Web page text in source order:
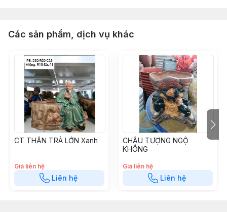
Các sản phẩm, dịch vụ khác
CT THẦN TRÀ LỚN Xanh
Giá liên hệ
Liên hệ
CHẬU TƯỢNG NGỘ
KHÔNG
Giá liên hệ
Liên hệ